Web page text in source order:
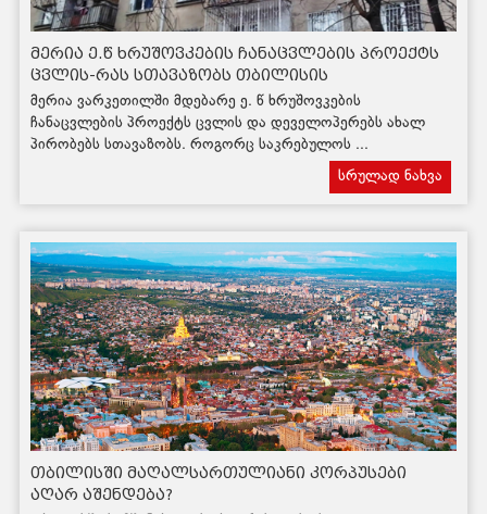
მერია ე.წ ხრუშოვკების ჩანაცვლების პროექტს
ცვლის-რას სთავაზობს თბილისის
ხელისუფლება ბიზნესს
მერია ვარკეთილში მდებარე ე. წ ხრუშოვკების
ჩანაცვლების პროექტს ცვლის და დეველოპერებს ახალ
პირობებს სთავაზობს. როგორც საკრებულოს ...
სრულად ნახვა
თბილისში მაღალსართულიანი კორპუსები
აღარ აშენდება?